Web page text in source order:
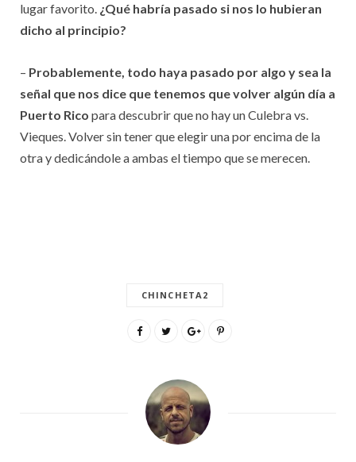
lugar favorito. ¿Qué habría pasado si nos lo hubieran
dicho al principio?
– Probablemente, todo haya pasado por algo y sea la
señal que nos dice que tenemos que volver algún día a
Puerto Rico para descubrir que no hay un Culebra vs.
Vieques. Volver sin tener que elegir una por encima de la
otra y dedicándole a ambas el tiempo que se merecen.
CHINCHETA2